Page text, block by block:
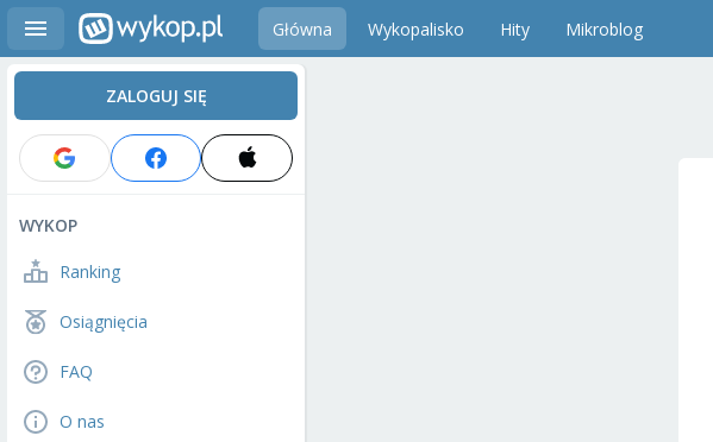
Główna Wykopalisko Hity Mikroblog
ZALOGUJ SIĘ
WYKOP
Ranking
Osiągnięcia
FAQ
O nas